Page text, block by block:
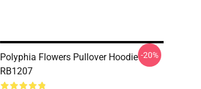
Polyphia Flowers Pullover Hoodie
RB1207
-20%